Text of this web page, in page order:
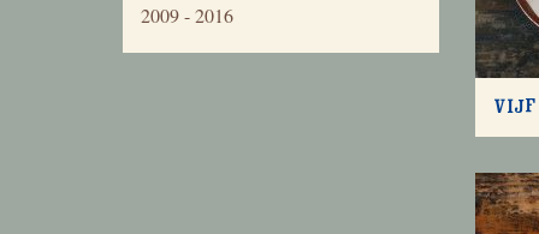
2009 - 2016
Vijf